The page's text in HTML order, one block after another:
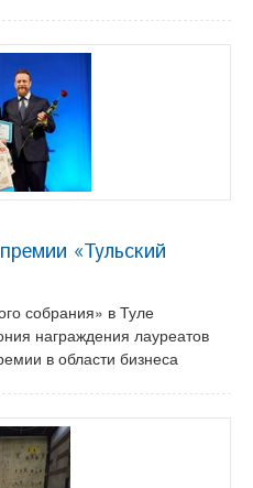
«Тульский
собрания» в Туле
награждения лауреатов
в области бизнеса